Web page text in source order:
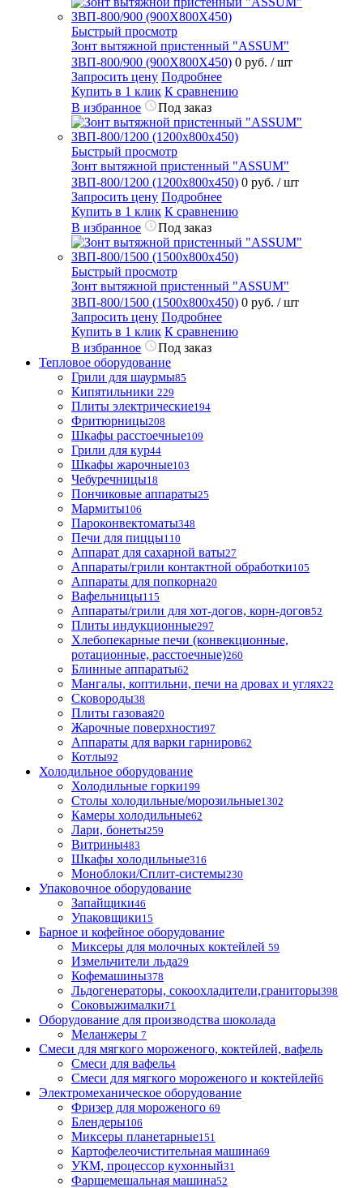
Быстрый просмотр
Зонт вытяжной пристенный "ASSUM"
ЗВП-800/900 (900Х800Х450) 0 руб. / шт
Запросить цену Подробнее
Купить в 1 клик К сравнению
В избранное
Под заказ
Быстрый просмотр
Зонт вытяжной пристенный "ASSUM"
ЗВП-800/1200 (1200х800х450) 0 руб. / шт
Запросить цену Подробнее
Купить в 1 клик К сравнению
В избранное
Под заказ
Быстрый просмотр
Зонт вытяжной пристенный "ASSUM"
ЗВП-800/1500 (1500х800х450) 0 руб. / шт
Запросить цену Подробнее
Купить в 1 клик К сравнению
В избранное
Под заказ
Тепловое оборудование
Грили для шаурмы85
Кипятильники 229
Плиты электрические194
Фритюрницы208
Шкафы расстоечные109
Грили для кур44
Шкафы жарочные103
Чебуречницы18
Пончиковые аппараты25
Мармиты106
Пароконвектоматы348
Печи для пиццы110
Аппарат для сахарной ваты27
Аппараты/грили контактной обработки105
Аппараты для попкорна20
Вафельницы115
Аппараты/грили для хот-догов, корн-догов52
Плиты индукционные297
Хлебопекарные печи (конвекционные,
ротационные, расстоечные)260
Блинные аппараты62
Мангалы, коптильни, печи на дровах и углях22
Сковороды38
Плиты газовая20
Жарочные поверхности97
Аппараты для варки гарниров62
Котлы92
Холодильное оборудование
Холодильные горки199
Столы холодильные/морозильные1302
Камеры холодильные62
Лари, бонеты259
Витрины483
Шкафы холодильные316
Моноблоки/Сплит-системы230
Упаковочное оборудование
Запайщики46
Упаковщики15
Барное и кофейное оборудование
Миксеры для молочных коктейлей 59
Измельчители льда29
Кофемашины378
Льдогенераторы, сокоохладители,граниторы398
Соковыжималки71
Оборудование для производства шоколада
Меланжеры 7
Смеси для мягкого мороженого, коктейлей, вафель
Смеси для вафель4
Смеси для мягкого мороженого и коктейлей6
Электромеханическое оборудование
Фризер для мороженого 69
Блендеры106
Миксеры планетарные151
Картофелеочистительная машина69
УКМ, процессор кухонный31
Фаршемешальная машина52